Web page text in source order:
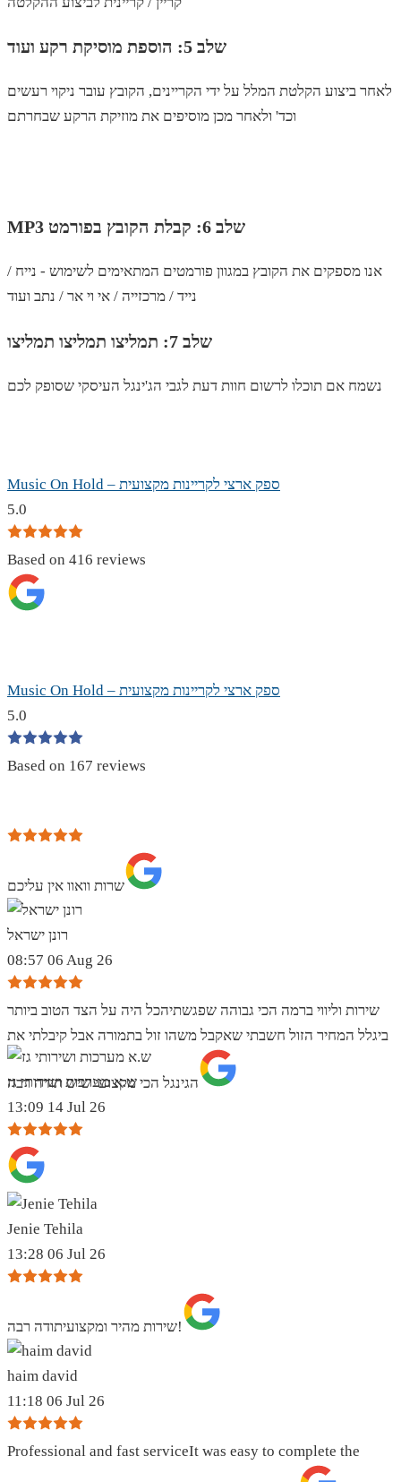
שלב 5: הוספת מוסיקת רקע ועוד
לאחר ביצוע הקלטת המלל על ידי הקריינים, הקובץ עובר ניקוי רעשים
וכד' ולאחר מכן מוסיפים את מוזיקת הרקע שבחרתם
MP3 שלב 6: קבלת הקובץ בפורמט
אנו מספקים את הקובץ במגוון פורמטים המתאימים לשימוש - נייח /
נייד / מרכזייה / אי וי אר / נתב ועוד
שלב 7: תמליצו תמליצו תמליצו
נשמח אם תוכלו לרשום חוות דעת לגבי הג'ינגל העיסקי שסופק לכם
Music On Hold – ספק ארצי לקריינות מקצועית
5.0
Based on 416 reviews
Music On Hold – ספק ארצי לקריינות מקצועית
5.0
Based on 167 reviews
שרות וואוו אין עליכם
רונן ישראל
08:57 06 Aug 26
שירות וליווי ברמה הכי גבוהה שפגשתיהכל היה על הצד הטוב ביותר
ביגלל המחיר הזול חשבתי שאקבל משהו זול בתמורה אבל קיבלתי את
הגינגל הכי מקצועי שיש תודה רבה
ש.א מערכות ושירותי גז
13:09 14 Jul 26
Jenie Tehila
13:28 06 Jul 26
שירות מהיר ומקצועיתודה רבה!
haim david
11:18 06 Jul 26
Professional and fast serviceIt was easy to complete the